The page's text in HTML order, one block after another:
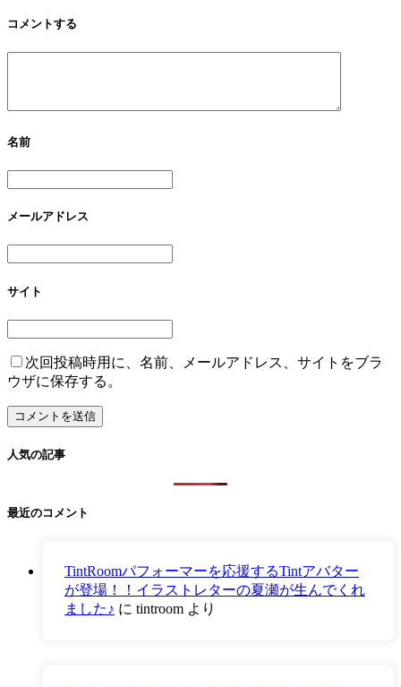
コメントする
名前
メールアドレス
サイト
次回投稿時用に、名前、メールアドレス、サイトをブラ
ウザに保存する。
人気の記事
最近のコメント
TintRoomパフォーマーを応援するTintアバター
が登場！！イラストレターの夏瀬が生んでくれ
ました♪ に tintroom より